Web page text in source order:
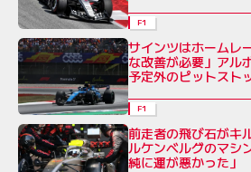
F1
サインツはホームレ
な改善が必要」アル
予定外のピットスト
F1
前走者の飛び石がキ
ルケンベルグのマシ
純に運が悪かった」